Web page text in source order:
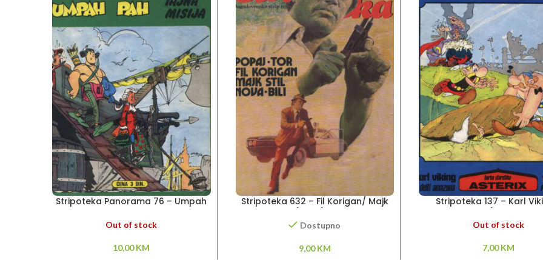
Stripoteka Panorama 76 – Umpah
Out of stock
10,00KM
Stripoteka 632 – Fil Korigan/ Majk
Dostupno
9,00KM
Stripoteka 137 – Karl
Out of stock
7,00KM